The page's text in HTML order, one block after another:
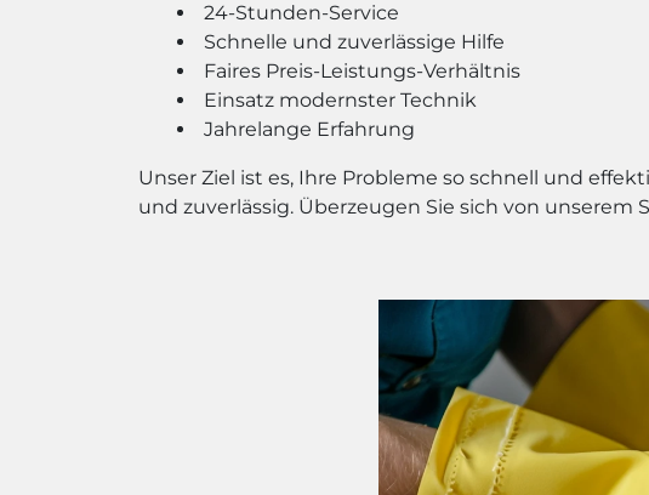
24-Stunden-Service
Schnelle und zuverlässige Hilfe
Faires Preis-Leistungs-Verhältnis
Einsatz modernster Technik
Jahrelange Erfahrung
Unser Ziel ist es, Ihre Probleme so schnell und
und zuverlässig. Überzeugen Sie sich von